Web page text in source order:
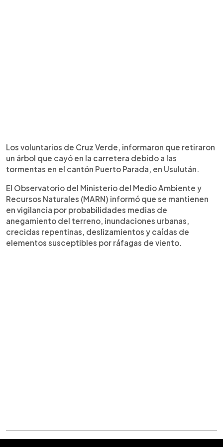
Los voluntarios de Cruz Verde, informaron que retiraron
un árbol que cayó en la carretera debido a las
tormentas en el cantón Puerto Parada, en Usulután.
El Observatorio del Ministerio del Medio Ambiente y
Recursos Naturales (MARN) informó que se mantienen
en vigilancia por probabilidades medias de
anegamiento del terreno, inundaciones urbanas,
crecidas repentinas, deslizamientos y caídas de
elementos susceptibles por ráfagas de viento.